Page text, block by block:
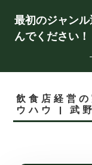
main
footer
最初のジャン
んでください
飲食店経営の
ウハウ | 武